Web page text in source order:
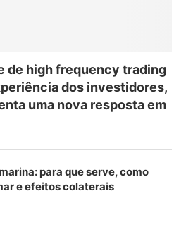
de high frequency trading
dos investidores,
uma nova resposta em
para que serve, como
e efeitos colaterais